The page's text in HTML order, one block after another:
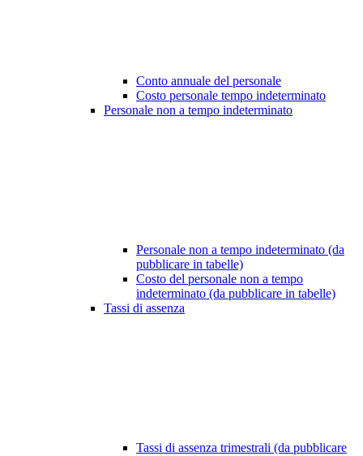
Conto annuale del personale
Costo personale tempo indeterminato
Personale non a tempo indeterminato
Personale non a tempo indeterminato (da
pubblicare in tabelle)
Costo del personale non a tempo
indeterminato (da pubblicare in tabelle)
Tassi di assenza
Tassi di assenza trimestrali (da pubblicare